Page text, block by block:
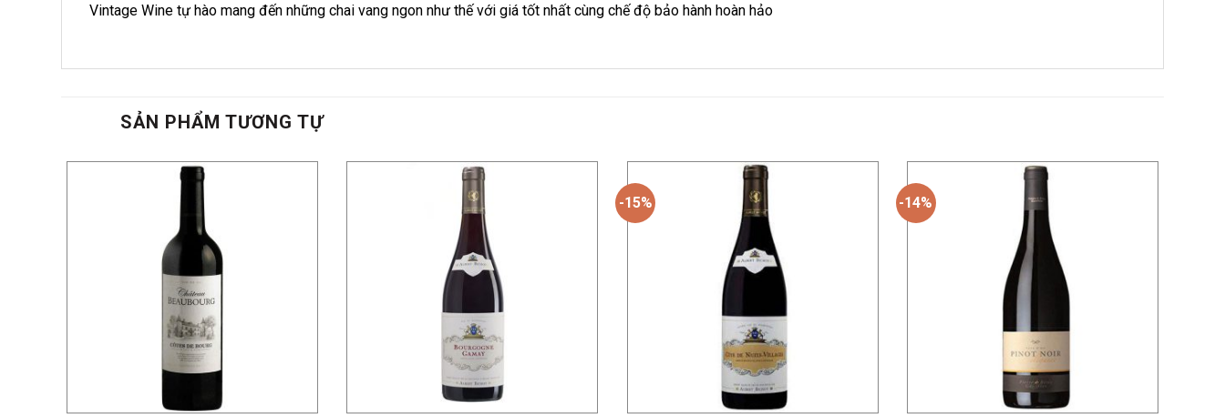
Vintage Wine tự hào mang đến những chai vang ngon như thế với giá tốt nhất cùng chế độ bảo hành hoàn hảo
SẢN PHẨM TƯƠNG TỰ
-15% -14%